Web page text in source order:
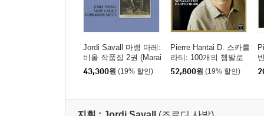
Jordi Savall 마랭 마레:
비올 작품집 2권 (Marai
s: Pieces De Viole Du
Second Livre 1701) [L
43,300원 (19% 할인)
Pierre Hantai D. 스카를
라티: 100개의 쳄발로
를 위한 소나타 (D. Sca
rlatti: 100 Sonates Pou
52,800원 (19% 할인)
i: